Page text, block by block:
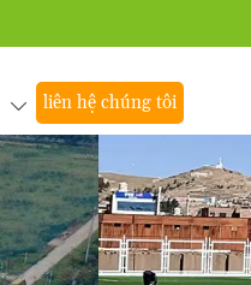
 liên hệ chúng tôi